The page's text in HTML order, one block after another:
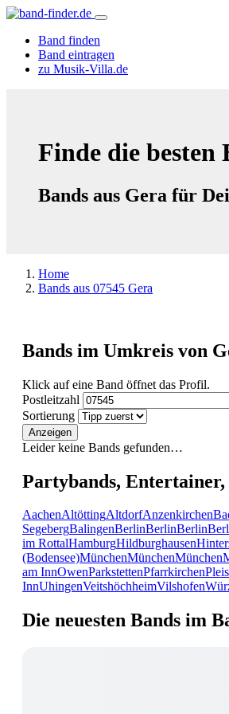
Band finden
Band eintragen
zu Musik-Villa.de
Finde die besten
Bands aus Gera für
Home
Bands aus 07545 Gera
Bands im Umkreis von
Klick auf eine Band öffnet das Profil.
Postleitzahl
Sortierung
Anzeigen
Leider keine Bands gefunden…
Partybands,
AachenAltöttingAltdorfAnzenkirchen
SegebergBalingenBerlinBerlinBerlin
im RottalHamburgHildburghausen
(Bodensee)MünchenMünchenMünchen
am InnOwenParkstettenPfarrkirchen
InnUhingenVeitshöchheimVilshofen
Die neuesten Bands im